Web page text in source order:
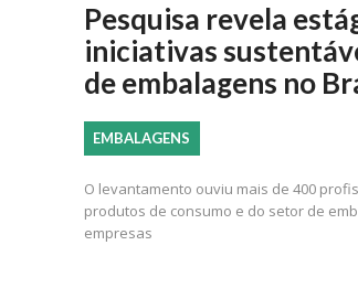
Pesquisa revela
iniciativas
de embalagens no
EMBALAGENS
O levantamento ouviu mais de 400
produtos de consumo e do setor de
empresas